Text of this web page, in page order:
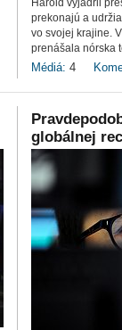
Harold vyjadril
prekonajú a
vo svojej krajine.
prenášala nórska
Médiá: 4
globálnej